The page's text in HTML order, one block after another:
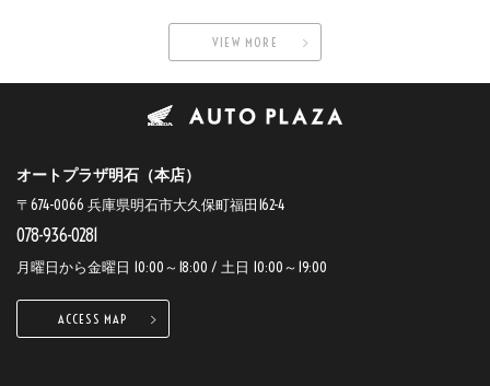
VIEW MORE
オートプラザ明石（本店）
〒674-0066 兵庫県明石市大久保町福田162-4
078-936-0281
月曜日から金曜日 10:00～18:00 / 土日 10:00～19:00
ACCESS MAP